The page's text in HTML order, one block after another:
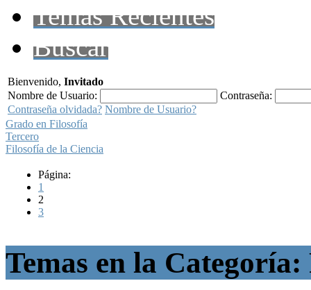
Temas Recientes
Buscar
Bienvenido, Invitado
Nombre de Usuario:
Contraseña:
Contraseña olvidada? Nombre de Usuario?
Grado en Filosofía
Tercero
Filosofía de la Ciencia
Página:
1
2
3
Temas en la